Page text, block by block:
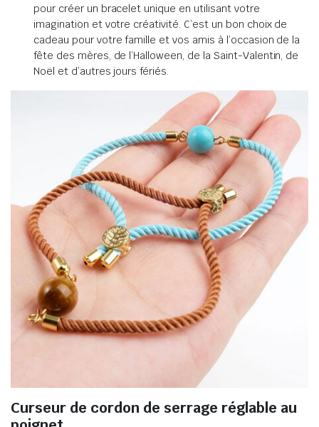
pour créer un bracelet unique en utilisant votre
imagination et votre créativité. C’est un bon choix de
cadeau pour votre famille et vos amis à l’occasion de la
fête des mères, de l’Halloween, de la Saint-Valentin, de
Noël et d’autres jours fériés.
Curseur de cordon de serrage réglable au